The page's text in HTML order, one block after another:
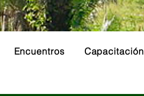
Encuentros Capacitación